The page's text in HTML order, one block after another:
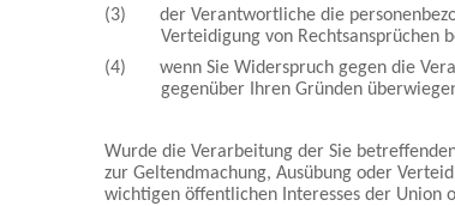
(3) der Verantwortliche die
Verteidigung von Rechtsansprüchen
(4) wenn Sie Widerspruch gegen die
gegenüber Ihren Gründen
Wurde die Verarbeitung der Sie
zur Geltendmachung, Ausübung oder
wichtigen öffentlichen Interesses der